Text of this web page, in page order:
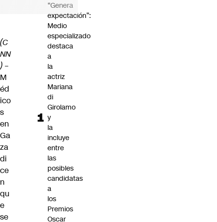
(C
NN
) –
M
éd
ico
s
en
Ga
za
di
ce
n
qu
e
se
“Genera
expectación”:
Medio
especializado
destaca
a
la
actriz
Mariana
di
Girolamo
y
la
incluye
entre
las
posibles
candidatas
a
los
Premios
Oscar